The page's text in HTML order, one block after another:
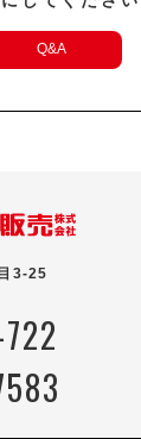
Q&A
3-25